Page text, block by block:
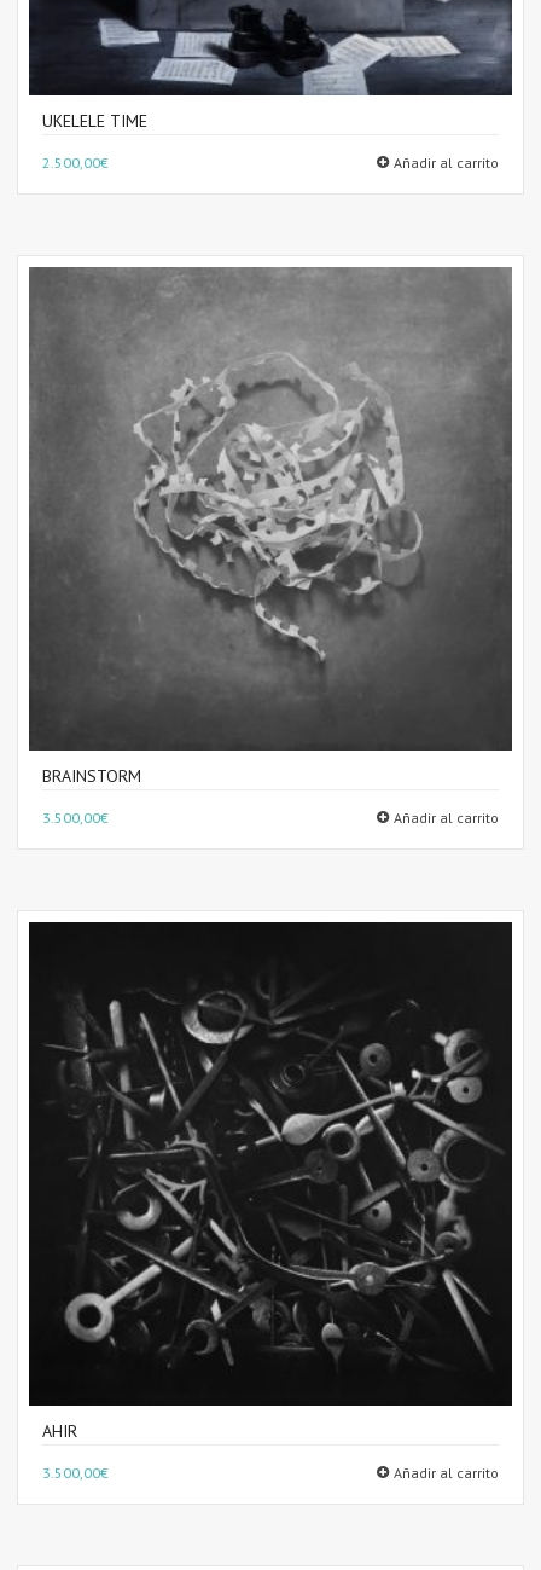
UKELELE TIME
2.500,00€ Añadir al carrito
BRAINSTORM
3.500,00€ Añadir al carrito
AHIR
3.500,00€ Añadir al carrito